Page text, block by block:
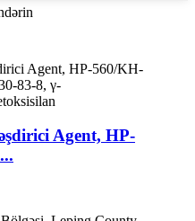
Agent, HP-